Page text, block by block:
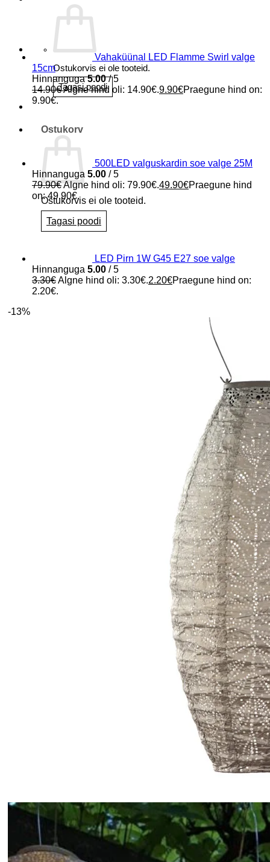
Ostukorvis ei ole tooteid.
Tagasi poodi
Ostukorv
Ostukorvis ei ole tooteid.
Tagasi poodi
Vahaküünal LED Flamme Swirl valge
15cm
Hinnanguga5.00/ 5
14.90€Algne hind oli: 14.90€.9.90€Praegune hind on:
9.90€.
500LED valguskardin soe valge 25M
Hinnanguga 5.00 / 5
79.90€Algne hind oli: 79.90€.49.90€Praegune hind
on: 49.90€.
LED Pirn 1W G45 E27 soe valge
Hinnanguga 5.00 / 5
3.30€Algne hind oli: 3.30€.2.20€Praegune hind on:
2.20€.
-13%